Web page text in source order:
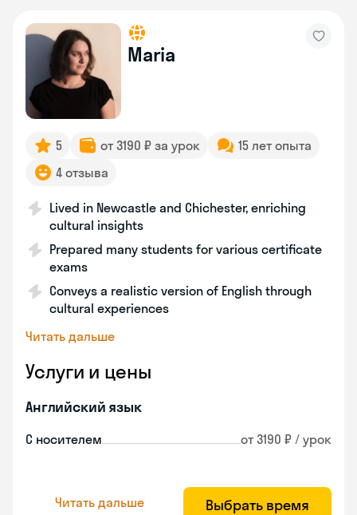
Maria
5 от 3190 ₽ за урок
15 лет опыта
4 отзыва
Lived in Newcastle and Chichester, enriching
cultural insights
Prepared many students for various certificate
exams
Conveys a realistic version of English through
cultural experiences
Читать дальше
Услуги и цены
Английский язык
С носителем от 3190 ₽ / урок
Читать дальше Выбрать время